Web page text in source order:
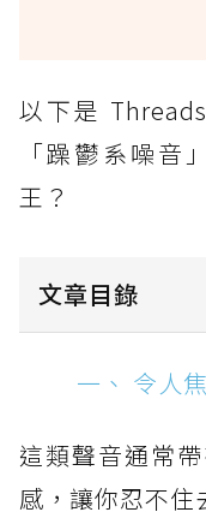
以下是
「躁鬱系噪音
王？
文章目錄
一、 令人焦
三、 摧毀專
一、 令人
這類聲音通常
感，讓你忍不住